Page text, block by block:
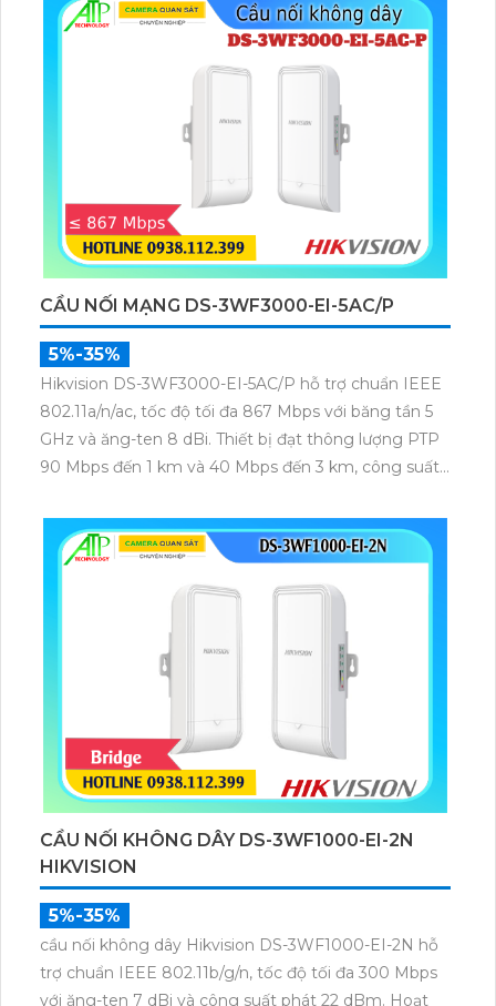
CẦU NỐI MẠNG DS-3WF3000-EI-5AC/P
5%-35%
Hikvision DS-3WF3000-EI-5AC/P hỗ trợ chuẩn IEEE
802.11a/n/ac, tốc độ tối đa 867 Mbps với băng tần 5
GHz và ăng-ten 8 dBi. Thiết bị đạt thông lượng PTP
90 Mbps đến 1 km và 40 Mbps đến 3 km, công suất
tải dữ liệu và video giám sát ổn định ở khoảng cách
xa.
CẦU NỐI KHÔNG DÂY DS-3WF1000-EI-2N
HIKVISION
5%-35%
cầu nối không dây Hikvision DS-3WF1000-EI-2N hỗ
trợ chuẩn IEEE 802.11b/g/n, tốc độ tối đa 300 Mbps
với ăng-ten 7 dBi và công suất phát 22 dBm. Hoạt